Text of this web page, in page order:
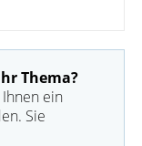
Thema?
ein
Sie